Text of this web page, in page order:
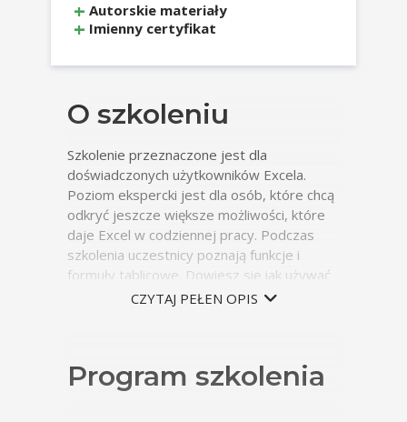
Autorskie materiały
Imienny certyfikat
O szkoleniu
Szkolenie przeznaczone jest dla
doświadczonych użytkowników Excela.
Poziom ekspercki jest dla osób, które chcą
odkryć jeszcze większe możliwości, które
daje Excel w codziennej pracy. Podczas
szkolenia uczestnicy poznają funkcje i
formuły tablicowe. Dowiesz się jak używać
odwołań strukturalnych w obiekcie tabela,
pozwolą na automatyzację Twojej
codziennej pracy.
CZYTAJ PEŁEN OPIS
Program szkolenia